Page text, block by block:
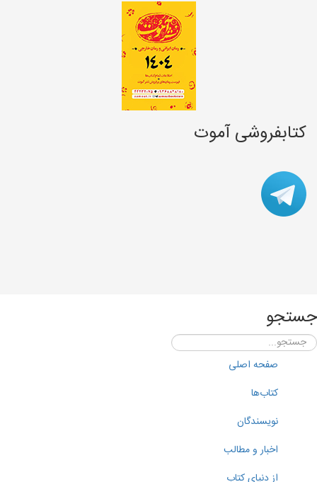
کتابفروشی آموت
جستجو
صفحه اصلی
کتاب‌ها
نویسندگان
اخبار و مطالب
از دنیای کتاب